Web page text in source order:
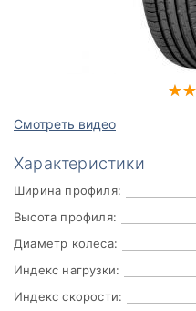
Смотреть видео
Характеристики
Ширина профиля:
Высота профиля:
Диаметр колеса:
Индекс нагрузки:
Индекс скорости: